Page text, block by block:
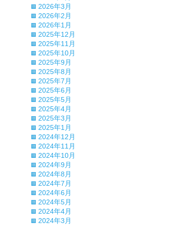
2026年3月
2026年2月
2026年1月
2025年12月
2025年11月
2025年10月
2025年9月
2025年8月
2025年7月
2025年6月
2025年5月
2025年4月
2025年3月
2025年1月
2024年12月
2024年11月
2024年10月
2024年9月
2024年8月
2024年7月
2024年6月
2024年5月
2024年4月
2024年3月